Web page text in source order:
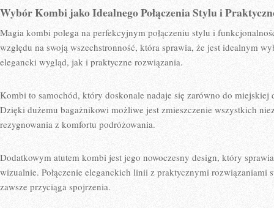
Wybór Kombi jako Idealnego Połączenia Stylu⁤ i⁤
Magia kombi polega na perfekcyjnym połączeniu stylu‌ i
względu na swoją wszechstronność, ⁤która sprawia, że​ jest ⁢idealnym
elegancki wygląd,⁣ jak⁤ i praktyczne rozwiązania.
Kombi ‌to samochód, który ​doskonale nadaje się ‌zarówno do
Dzięki‌ dużemu bagażnikowi możliwe jest zmieszczenie wszystkich
rezygnowania z komfortu podróżowania.
Dodatkowym ​atutem kombi jest jego nowoczesny design, który
wizualnie.​ Połączenie eleganckich linii z praktycznymi ‍rozwiązaniami
zawsze przyciąga ⁤spojrzenia.